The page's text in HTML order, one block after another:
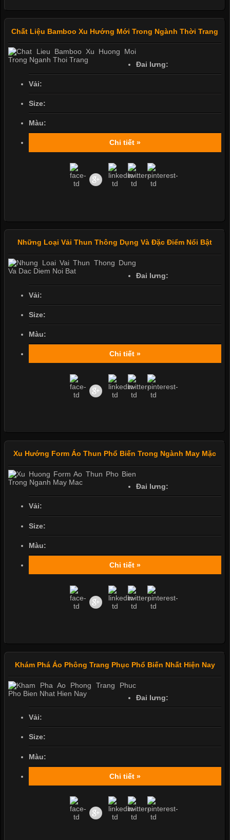
Chất Liệu Bamboo Xu Hướng Mới Trong Ngành Thời Trang
Đai lưng:
Vải:
Size:
Màu:
Chi tiết »
Những Loại Vải Thun Thông Dụng Và Đặc Điểm Nổi Bật
Đai lưng:
Vải:
Size:
Màu:
Chi tiết »
Xu Hướng Form Áo Thun Phổ Biến Trong Ngành May Mặc
Đai lưng:
Vải:
Size:
Màu:
Chi tiết »
Khám Phá Áo Phông Trang Phục Phổ Biến Nhất Hiện Nay
Đai lưng:
Vải:
Size:
Màu:
Chi tiết »